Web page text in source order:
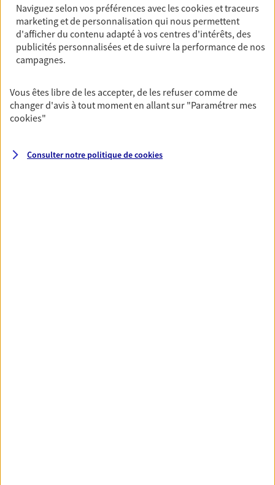
Préparez sereinement ce nouveau chapitre de
votre vie avec les conseils d'un expert. Découvrez
notre solution PER (Plan Epargne Retraite)
spécialement conçue pour la retraite.
Prévoyance
d'accident ou de maladie en optant pour les
Naviguez selon vos préférences avec lescookies et traceurs
marketing et de personnalisation qui nous permettent
d'afficher du contenu adapté à vos centres d'intérêts, des
publicités personnalisées et de suivre la performance de nos
campagnes.
Vous êtes libre de les accepter, de les refuser comme de
changer d'avis à tout moment en allant sur "Paramétrer mes
cookies"
Consulter notre politique decookies